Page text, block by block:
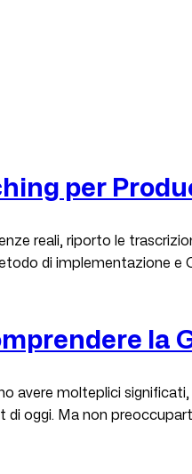
per
reali, riporto le
di implementazione e
la
avere molteplici
oggi. Ma non